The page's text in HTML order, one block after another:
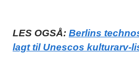
LES OGSÅ: Berlins
lagt til Unescos kulturarv-